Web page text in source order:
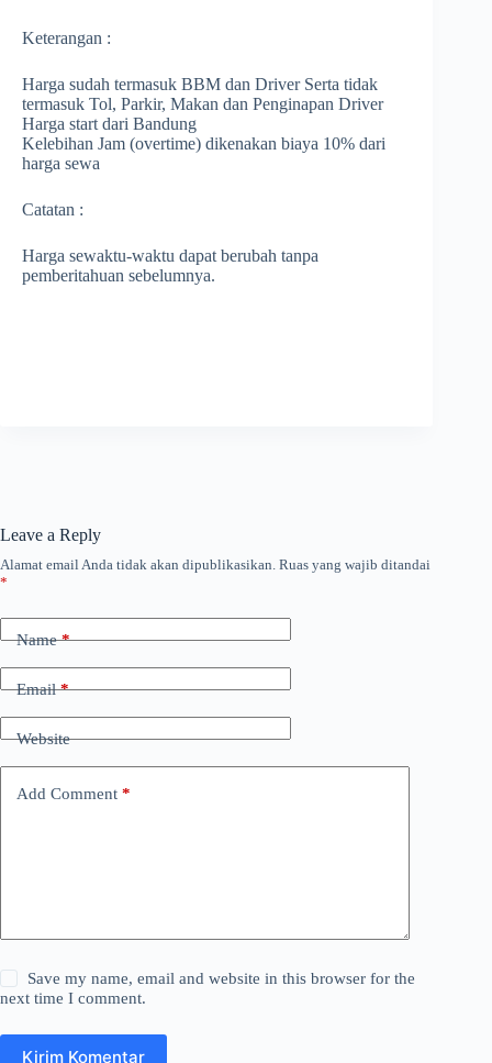
Keterangan :
Harga sudah termasuk BBM dan Driver Serta tidak
termasuk Tol, Parkir, Makan dan Penginapan Driver
Harga start dari Bandung
Kelebihan Jam (overtime) dikenakan biaya 10% dari
harga sewa
Catatan :
Harga sewaktu-waktu dapat berubah tanpa
pemberitahuan sebelumnya.
Leave a Reply
Alamat email Anda tidak akan dipublikasikan. Ruas yang wajib ditandai
*
Name*
Email*
Website
Add Comment *
Save my name, email and website in this browser for the
next time I comment.
Kirim Komentar